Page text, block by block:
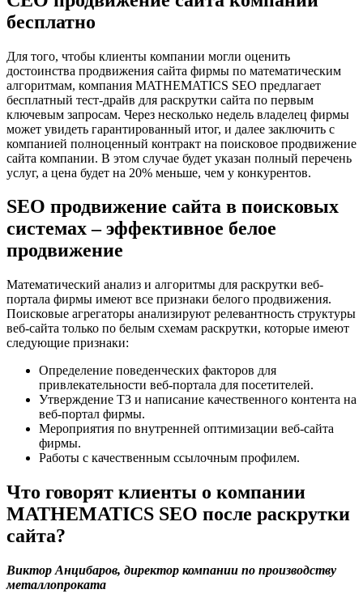
бесплатно
Для того, чтобы клиенты компании могли оценить
достоинства продвижения сайта фирмы по математическим
алгоритмам, компания MATHEMATICS SEO предлагает
бесплатный тест-драйв для раскрутки сайта по первым
ключевым запросам. Через несколько недель владелец фирмы
может увидеть гарантированный итог, и далее заключить с
компанией полноценный контракт на поисковое продвижение
сайта компании. В этом случае будет указан полный перечень
услуг, а цена будет на 20% меньше, чем у конкурентов.
SEO продвижение сайта в поисковых
системах – эффективное белое
продвижение
Математический анализ и алгоритмы для раскрутки веб-
портала фирмы имеют все признаки белого продвижения.
Поисковые агрегаторы анализируют релевантность структуры
веб-сайта только по белым схемам раскрутки, которые имеют
следующие признаки:
Определение поведенческих факторов для
привлекательности веб-портала для посетителей.
Утверждение ТЗ и написание качественного контента на
веб-портал фирмы.
Мероприятия по внутренней оптимизации веб-сайта
фирмы.
Работы с качественным ссылочным профилем.
Что говорят клиенты о компании
MATHEMATICS SEO после раскрутки
сайта?
Виктор Анцибаров, директор компании по производству
металлопроката